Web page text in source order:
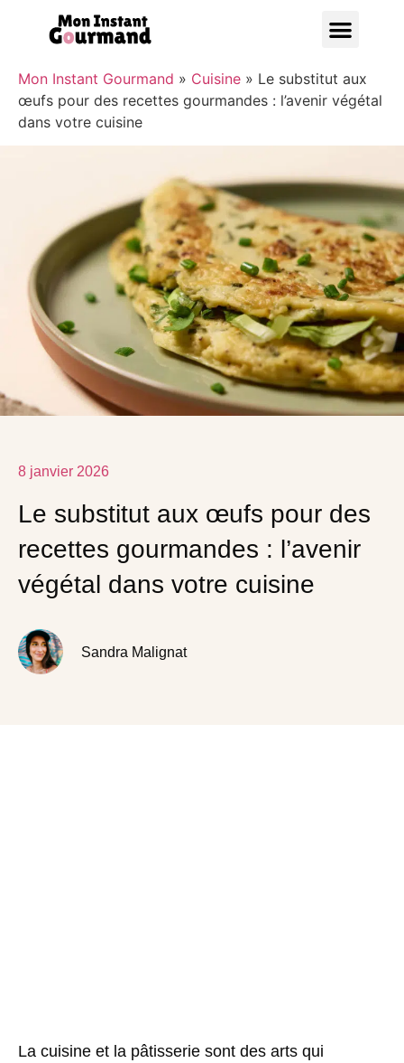
Mon Instant Gourmand » Cuisine » Le substitut aux
œufs pour des recettes gourmandes : l’avenir végétal
dans votre cuisine
8 janvier 2026
Le substitut aux œufs pour des
recettes gourmandes : l’avenir
végétal dans votre cuisine
Sandra Malignat
La cuisine et la pâtisserie sont des arts qui